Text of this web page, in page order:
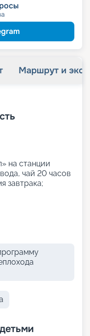
Маршрут и
на станции
чай 20 часов
завтрака;